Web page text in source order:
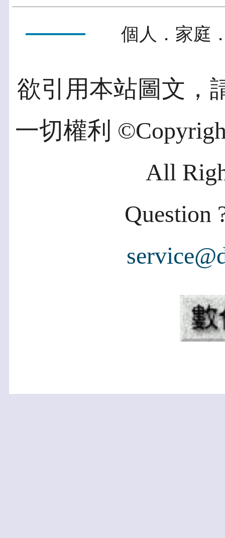
個人．家庭
欲引用本站圖文，
一切權利
All
Question